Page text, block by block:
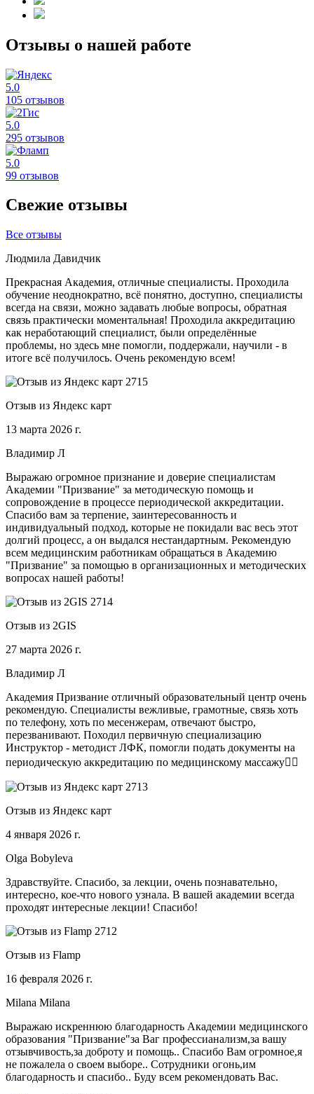
Отзывы о нашей работе
5.0
105 отзывов
5.0
295 отзывов
5.0
99 отзывов
Свежие отзывы
Все отзывы
Людмила Давидчик
Прекрасная Академия, отличные специалисты. Проходила
обучение неоднократно, всё понятно, доступно, специалисты
всегда на связи, можно задавать любые вопросы, обратная
связь практически моментальная! Проходила аккредитацию
как неработающий специалист, были определённые
проблемы, но здесь мне помогли, поддержали, научили - в
итоге всё получилось. Очень рекомендую всем!
Отзыв из Яндекс карт
13 марта 2026 г.
Владимир Л
Выражаю огромное признание и доверие специалистам
Академии "Призвание" за методическую помощь и
сопровождение в процессе периодической аккредитации.
Спасибо вам за терпение, заинтересованность и
индивидуальный подход, которые не покидали вас весь этот
долгий процесс, а он выдался нестандартным. Рекомендую
всем медицинским работникам обращаться в Академию
"Призвание" за помощью в организационных и методических
вопросах нашей работы!
Отзыв из 2GIS
27 марта 2026 г.
Владимир Л
Академия Призвание отличный образовательный центр очень
рекомендую. Специалисты вежливые, грамотные, связь хоть
по телефону, хоть по месенжерам, отвечают быстро,
перезванивают. Походил первичную специализацию
Инструктор - методист ЛФК, помогли подать документы на
периодическую аккредитацию по медицинскому массажу🧑‍⚕️
Отзыв из Яндекс карт
4 января 2026 г.
Olga Bobyleva
Здравствуйте. Спасибо, за лекции, очень познавательно,
интересно, кое-что нового узнала. В вашей академии всегда
проходят интересные лекции! Спасибо!
Отзыв из Flamp
16 февраля 2026 г.
Milana Milana
Выражаю искреннюю благодарность Академии медицинского
образования "Призвание"за Ваг профессианализм,за вашу
отзывчивость,за доброту и помощь.. Спасибо Вам огромное,я
не пожалела о своем выборе.. Сотрудники огонь,им
благодарность и спасибо.. Буду всем рекомендовать Вас.